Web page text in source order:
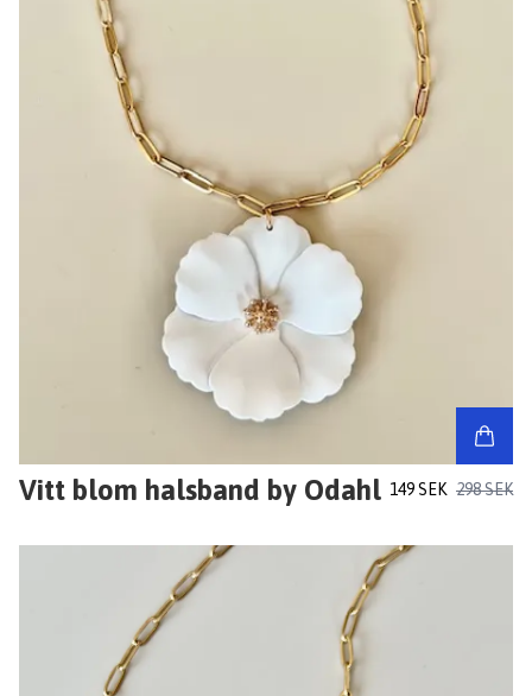
Vitt blom halsband by Odahl 149 SEK 298 SEK